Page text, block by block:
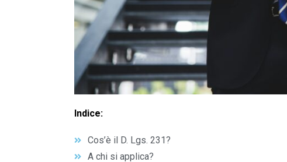
Indice:
Cos’è il D. Lgs. 231?
A chi si applica?